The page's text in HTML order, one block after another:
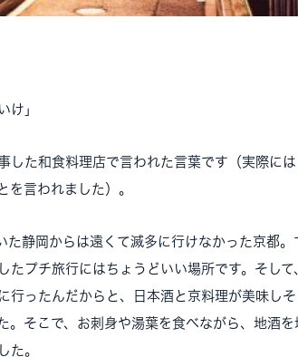
け」
した和食料理店で言われた言葉です（実際に
を言われました）。
た静岡からは遠くて滅多に行けなかった京都。
たプチ旅行にはちょうどいい場所です。そして
行ったんだからと、日本酒と京料理が美味し
。そこで、お刺身や湯葉を食べながら、地酒を
た。